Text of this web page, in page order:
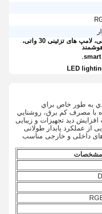
لامپ های تزئینی 5 واتی، لامپ های تزئینی 30 واتی،
LED
به طور خاص براي
با مصرف کم برق، روشنايي
دید تجهیزات و زیبایی
عملکرد پایدار طولانی
داخلی و خارجی مناسب
مشخصات